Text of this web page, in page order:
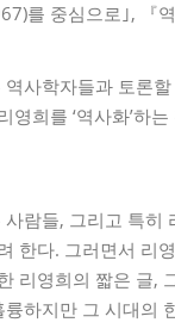
를 중심으로｣, 『
사학자들과 토론
희를 ‘역사화’하
람들, 그리고 특히
한다. 그러면서 리
리영희의 짧은 글,
하지만 그 시대의